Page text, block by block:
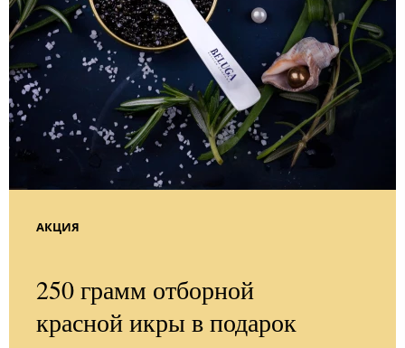
АКЦИЯ
250 грамм отборной
красной икры в подарок